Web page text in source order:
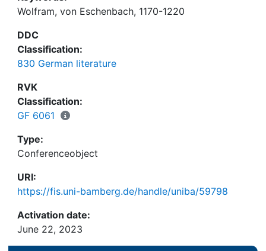
Wolfram, von Eschenbach, 1170-1220
DDC
Classification:
830 German literature
RVK
Classification:
GF 6061
Type:
Conferenceobject
URI:
https://fis.uni-bamberg.de/handle/uniba/59798
Activation date:
June 22, 2023